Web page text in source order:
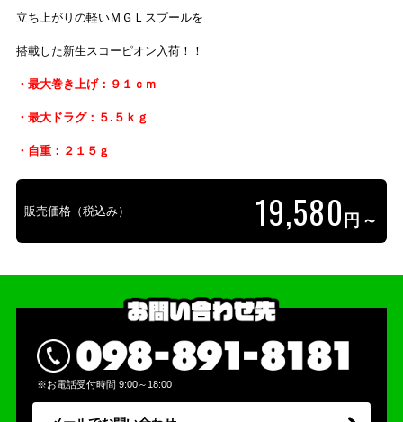
立ち上がりの軽いＭＧＬスプールを
搭載した新生スコーピオン入荷！！
・最大巻き上げ：９１ｃｍ
・最大ドラグ：５.５ｋｇ
・自重：２１５ｇ
販売価格（税込み） 19,580 円～
※お電話受付時間 9:00～18:00